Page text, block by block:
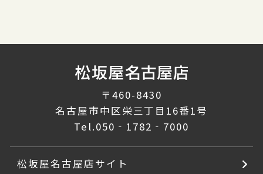
〒460-8430
名古屋市中区栄三丁目16番1号
Tel.050‐1782‐7000
松坂屋名古屋店サイト